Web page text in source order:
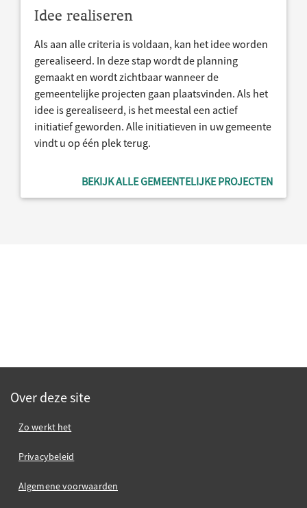
Idee realiseren
Als aan alle criteria is voldaan, kan het idee worden
gerealiseerd. In deze stap wordt de planning
gemaakt en wordt zichtbaar wanneer de
gemeentelijke projecten gaan plaatsvinden. Als het
idee is gerealiseerd, is het meestal een actief
initiatief geworden. Alle initiatieven in uw gemeente
vindt u op één plek terug.
BEKIJK ALLE GEMEENTELIJKE PROJECTEN
Over deze site
Zo werkt het
Privacybeleid
Algemene voorwaarden